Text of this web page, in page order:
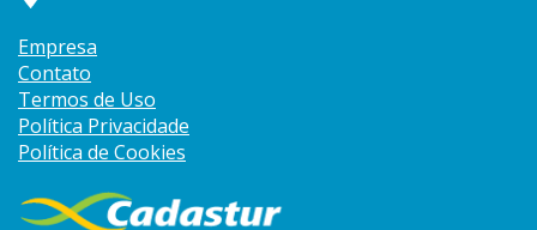
Empresa
Contato
Termos de Uso
Política Privacidade
Política de Cookies